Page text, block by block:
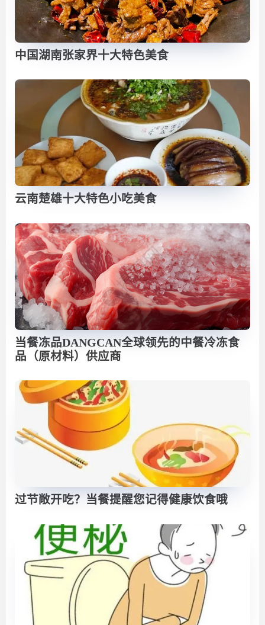
中国湖南张家界十大特色美食
云南楚雄十大特色小吃美食
当餐冻品DANGCAN全球领先的中餐冷冻食
品（原材料）供应商
过节敞开吃？当餐提醒您记得健康饮食哦